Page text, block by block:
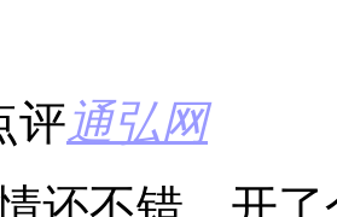
评通弘网
还不错，开